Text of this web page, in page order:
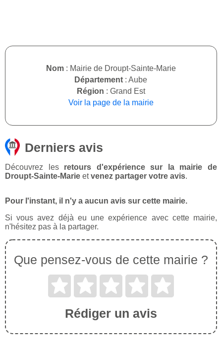
Nom : Mairie de Droupt-Sainte-Marie
Département : Aube
Région : Grand Est
Voir la page de la mairie
Derniers avis
Découvrez les retours d'expérience sur la mairie de
Droupt-Sainte-Marie etvenez partager votre avis.
Pour l'instant, il n'y a aucun avis sur cette mairie.
Si vous avez déjà eu une expérience avec cette mairie,
n'hésitez pas à la partager.
Que pensez-vous de cette mairie ?
Rédiger un avis